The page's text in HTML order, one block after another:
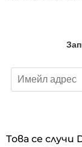
Това се случи